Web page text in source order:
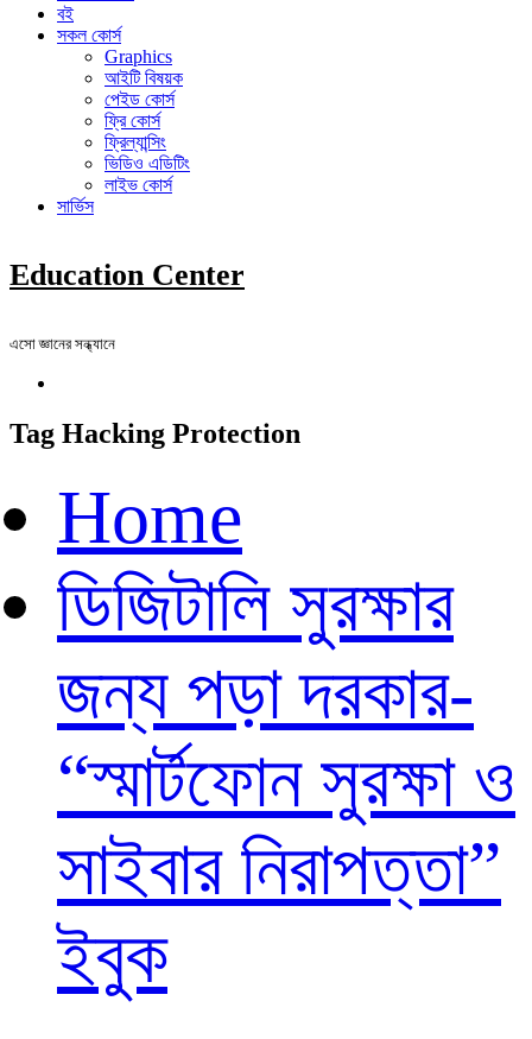
বই
সকল কোর্স
Graphics
আইটি বিষয়ক
পেইড কোর্স
ফ্রি কোর্স
ফ্রিল্যান্সিং
ভিডিও এডিটিং
লাইভ কোর্স
সার্ভিস
Education Center
এসো জ্ঞানের সন্ধ্যানে
Tag Hacking Protection
Home
ডিজিটালি সুরক্ষার
জন্য পড়া দরকার-
“স্মার্টফোন সুরক্ষা ও
সাইবার নিরাপত্তা”
ইবুক